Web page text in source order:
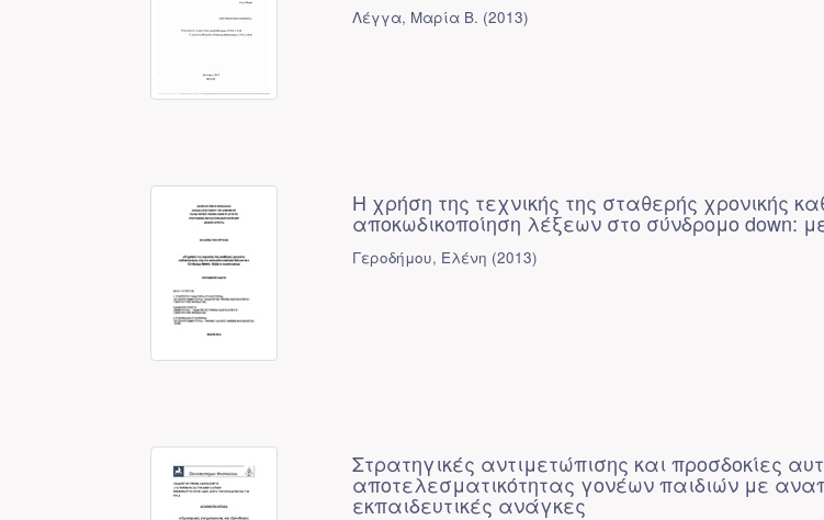
Λέγγα, Μαρία Β. (2013)
Η χρήση της τεχνικής της σταθερής χρονικής
αποκωδικοποίηση λέξεων στο σύνδρομο down:
Γεροδήμου, Ελένη (2013)
Στρατηγικές αντιμετώπισης και προσδοκίες
αποτελεσματικότητας γονέων παιδιών με
εκπαιδευτικές ανάγκες